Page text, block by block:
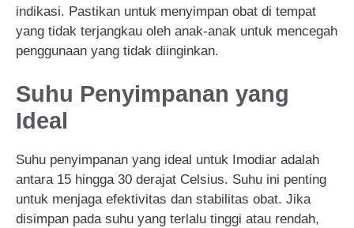
indikasi. Pastikan untuk menyimpan obat di tempat
yang tidak terjangkau oleh anak-anak untuk mencegah
penggunaan yang tidak diinginkan.
Suhu Penyimpanan yang
Ideal
Suhu penyimpanan yang ideal untuk Imodiar adalah
antara 15 hingga 30 derajat Celsius. Suhu ini penting
untuk menjaga efektivitas dan stabilitas obat. Jika
disimpan pada suhu yang terlalu tinggi atau rendah,